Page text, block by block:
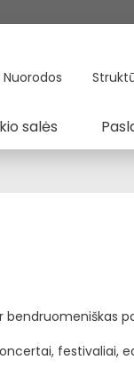
Nuorodos
salės
bendruomeniškas
festivaliai,